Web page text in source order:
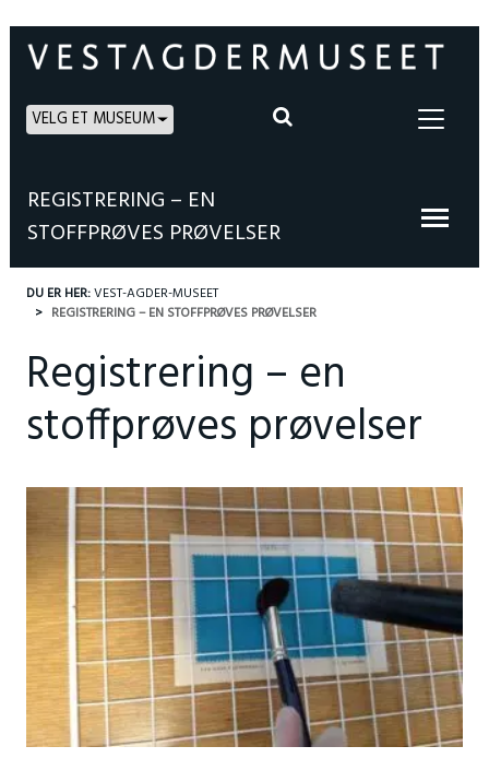
VELG ET MUSEUM
REGISTRERING – EN
STOFFPRØVES PRØVELSER
DU ER HER:VEST-AGDER-MUSEET
REGISTRERING – EN STOFFPRØVES PRØVELSER
Registrering – en
stoffprøves prøvelser